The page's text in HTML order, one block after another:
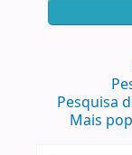
Pesquisa
Mais